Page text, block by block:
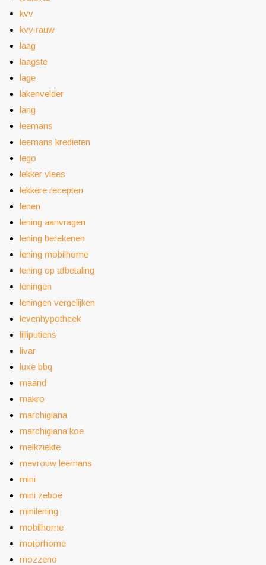
kvv
kvv rauw
laag
laagste
lage
lakenvelder
lang
leemans
leemans kredieten
lego
lekker vlees
lekkere recepten
lenen
lening aanvragen
lening berekenen
lening mobilhome
lening op afbetaling
leningen
leningen vergelijken
levenhypotheek
lilliputiens
livar
luxe bbq
maand
makro
marchigiana
marchigiana koe
melkziekte
mevrouw leemans
mini
mini zeboe
minilening
mobilhome
motorhome
mozzeno